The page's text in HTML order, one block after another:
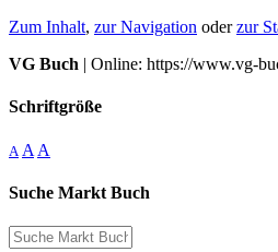
Zum Inhalt, zur Navigation oderzur
VG Buch | Online: https://www.vg-
Schriftgröße
A A A
Suche Markt Buch